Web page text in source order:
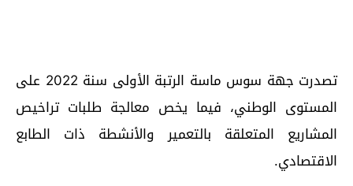
تصدرت جهة سوس ماسة الرتبة الأولى سنة 2022 على
المستوى الوطني، فيما يخص معالجة طلبات تراخيص
المشاريع المتعلقة بالتعمير والأنشطة ذات الطابع
الاقتصادي.